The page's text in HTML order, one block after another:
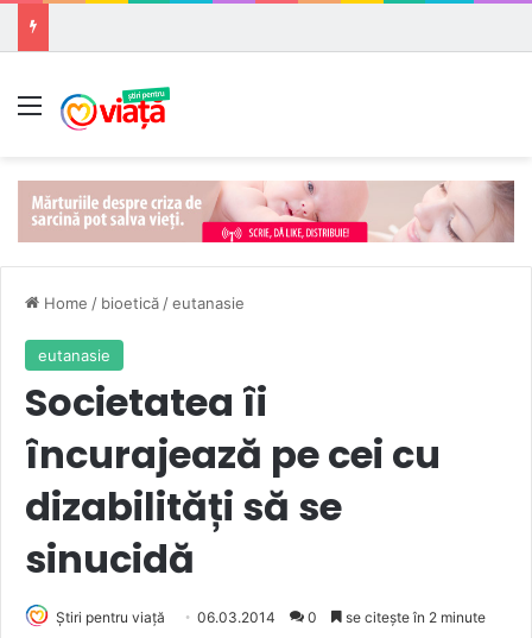
Meniu
Home / bioetică /eutanasie
eutanasie
Societatea îi
încurajează pe cei cu
dizabilități să se
sinucidă
Știri pentru viață 06.03.2014 0 se citește în 2 minute